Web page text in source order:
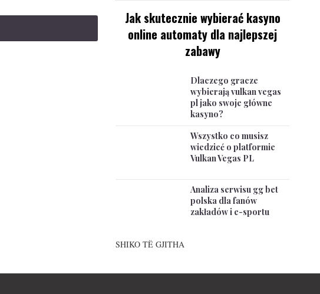
Jak skutecznie wybierać kasyno
online automaty dla najlepszej
zabawy
Dlaczego gracze
wybierają vulkan vegas
pl jako swoje główne
kasyno?
Wszystko co musisz
wiedzieć o platformie
Vulkan Vegas PL
Analiza serwisu gg bet
polska dla fanów
zakładów i e-sportu
SHIKO TË GJITHA